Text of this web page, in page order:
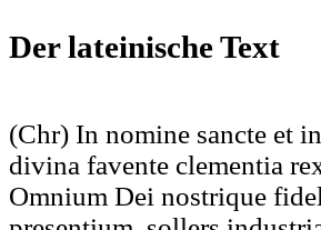
Der lateinische Text
(Chr) In nomine sancte et
divina favente clementia
Omnium Dei nostrique